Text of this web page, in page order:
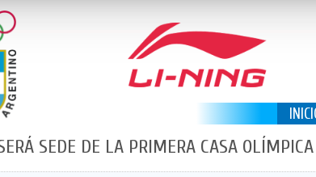
SEDE DE LA PRIMERA CASA